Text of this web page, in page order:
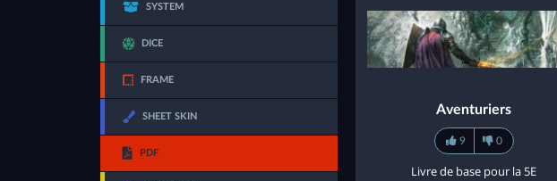
SYSTEM
DICE
FRAME
SHEET SKIN
PDF
Aventuriers
9 0
Livre de base pour la 5E